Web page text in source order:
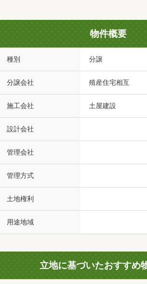
物件概要
種別 分譲
分譲会社 殖産住宅相互
施工会社 土屋建設
設計会社
管理会社
管理方式
土地権利
用途地域
立地に基づいたおすすめ